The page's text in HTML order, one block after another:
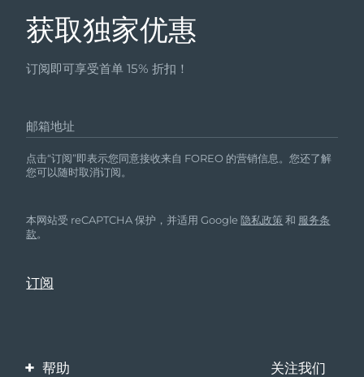
获取独家优惠
订阅即可享受首单 15% 折扣！
邮箱地址
点击“订阅”即表示您同意接收来自 FOREO 的营销信息。您还了解
您可以随时取消订阅。
本网站受 reCAPTCHA 保护，并适用 Google隐私政策 和 服务条
款。
帮助 关注我们